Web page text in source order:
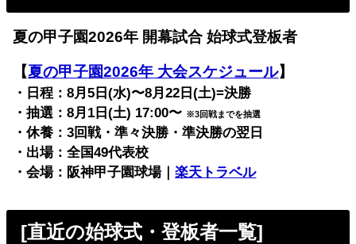
夏の甲子園2026年 開幕試合 始球式登板者
【夏の甲子園2026年 大会スケジュール】
・日程：8月5日(水)〜8月22日(土)=決勝
・抽選：8月1日(土) 17:00〜 ※3回戦までを抽選
・休養：3回戦・準々決勝・準決勝の翌日
・出場：全国49代表校
・会場：阪神甲子園球場｜楽天トラベル
[直近の始球式・登板者一覧]